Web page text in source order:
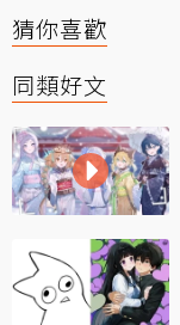
猜你喜歡
同類好文